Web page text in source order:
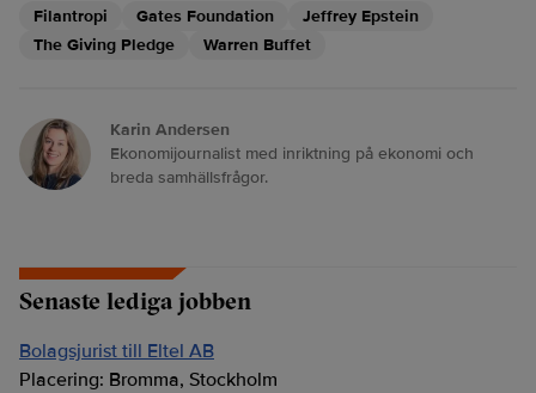
Filantropi Gates Foundation
Jeffrey Epstein
The Giving Pledge
Warren Buffet
Karin Andersen
Ekonomijournalist med inriktning på ekonomi och
breda samhällsfrågor.
Senaste lediga jobben
Bolagsjurist till Eltel AB
Placering: Bromma, Stockholm